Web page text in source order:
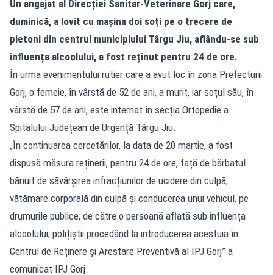
Un angajat al Direcției Sanitar-Veterinare Gorj care,
duminică, a lovit cu mașina doi soți pe o trecere de
pietoni din centrul municipiului Târgu Jiu, aflându-se sub
influența alcoolului, a fost reținut pentru 24 de ore.
În urma evenimentului rutier care a avut loc în zona Prefecturii
Gorj, o femeie, în vârstă de 52 de ani, a murit, iar soțul său, în
vârstă de 57 de ani, este internat în secția Ortopedie a
Spitalului Județean de Urgență Târgu Jiu.
„În continuarea cercetărilor, la data de 20 martie, a fost
dispusă măsura reținerii, pentru 24 de ore, față de bărbatul
bănuit de săvârșirea infracțiunilor de ucidere din culpă,
vătămare corporală din culpă și conducerea unui vehicul, pe
drumurile publice, de către o persoană aflată sub influența
alcoolului, polițiștii procedând la introducerea acestuia în
Centrul de Reținere și Arestare Preventivă al IPJ Gorj” a
comunicat IPJ Gorj.